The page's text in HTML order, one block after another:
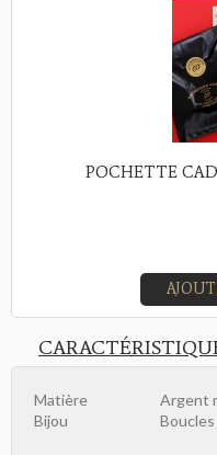
POCHETTE
Matière
Argent
Bijou